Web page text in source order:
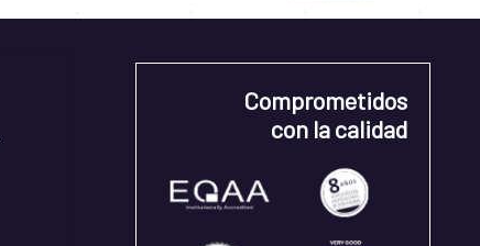
Comprometidos
con la calidad